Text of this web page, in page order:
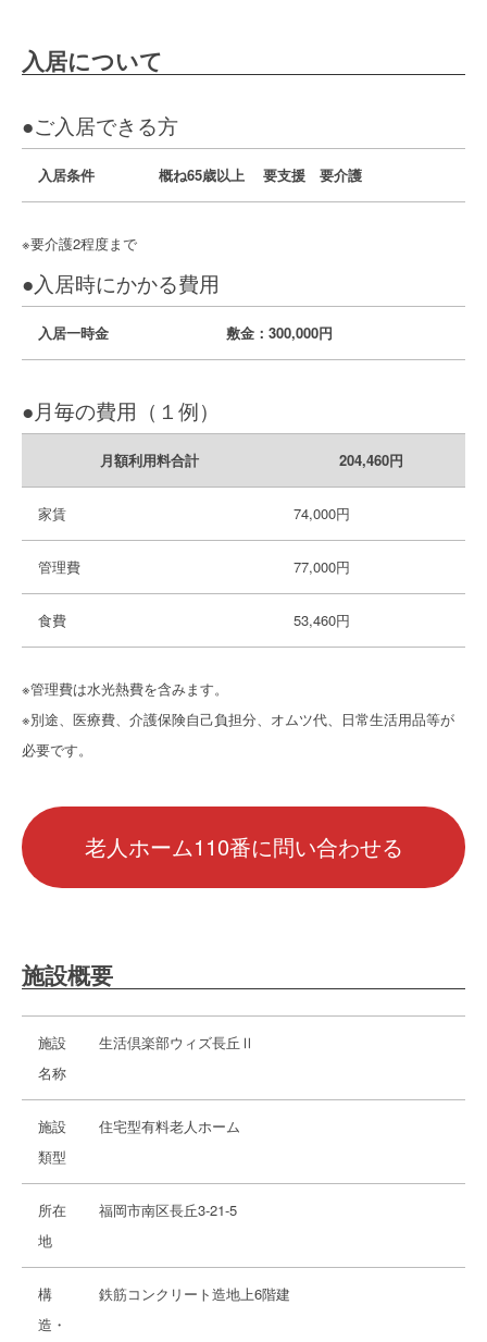
入居について
●ご入居できる方
入居条件 概ね65歳以上 要支援 要介護
※要介護2程度まで
●入居時にかかる費用
入居一時金 敷金：300,000円
●月毎の費用（１例）
月額利用料合計 204,460円
家賃 74,000円
管理費 77,000円
食費 53,460円
※管理費は水光熱費を含みます。
※別途、医療費、介護保険自己負担分、オムツ代、日常生活用品等が
必要です。
老人ホーム110番に問い合わせる
施設概要
施設
名称
生活倶楽部ウィズ長丘Ⅱ
施設
類型
住宅型有料老人ホーム
所在
地
福岡市南区長丘3-21-5
構
造・
鉄筋コンクリート造地上6階建